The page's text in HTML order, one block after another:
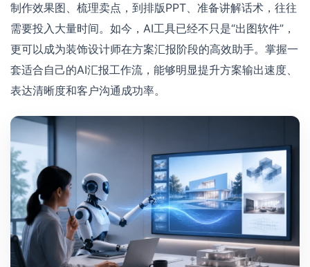
制作效果图、梳理卖点，到排版PPT、准备讲解话术，往往
需要投入大量时间。如今，AI工具已经不只是“出图软件”，
更可以成为装饰设计师在方案汇报阶段的高效助手。掌握一
套适合自己的AI汇报工作流，能够明显提升方案输出速度、
表达清晰度和客户沟通成功率。